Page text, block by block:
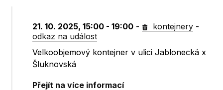
21. 10. 2025, 15:00 - 19:00 - kontejnery -
odkaz na událost
Velkoobjemový kontejner v ulici Jablonecká x
Šluknovská
Přejít na více informací